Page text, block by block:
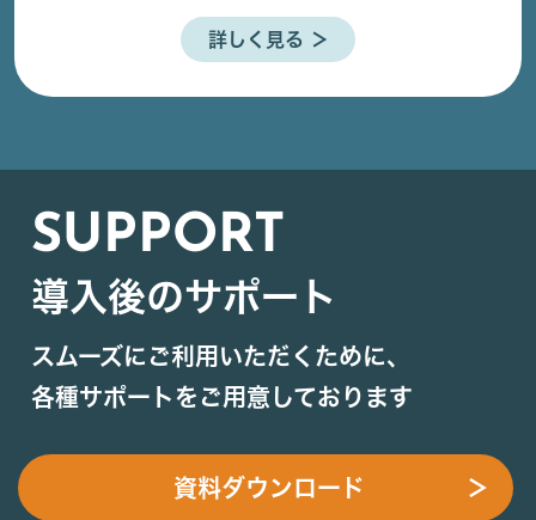
詳しく見る ＞
SUPPORT
導入後のサポート
スムーズにご利用いただくために、
各種サポートをご用意しております
資料ダウンロード ＞